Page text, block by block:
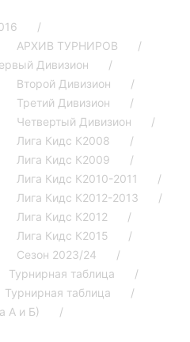
АРХИВ ТУРНИРОВ
Дивизион
Второй Дивизион
Третий Дивизион
Четвертый Дивизион
Лига Кидс К2008
Лига Кидс К2009
Лига Кидс К2010-2011
Лига Кидс К2012-2013
Лига Кидс К2012
Лига Кидс К2015
Сезон 2023/24
Турнирная таблица
Турнирная таблица
А и Б)